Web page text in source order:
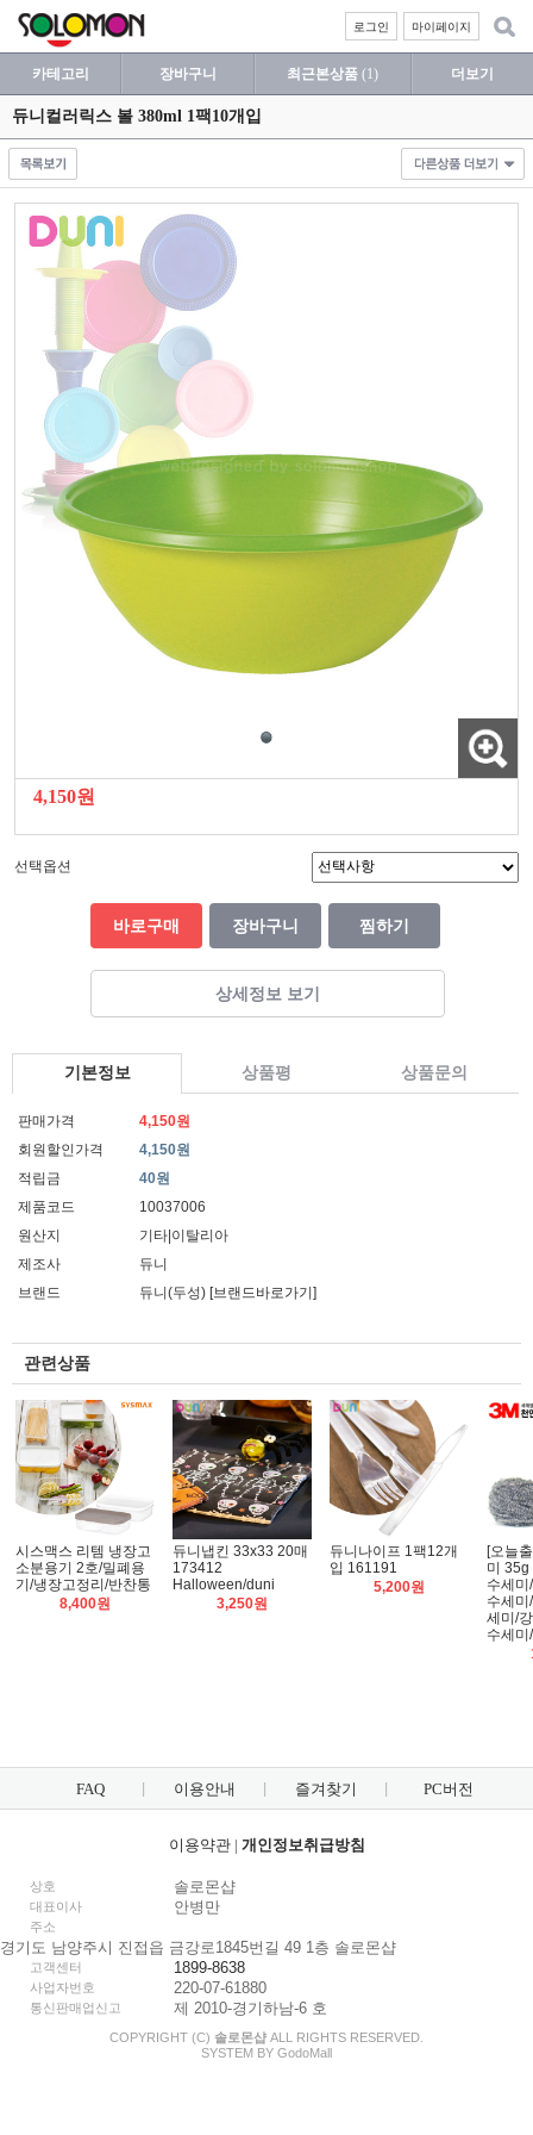
마이페이지
로그인
카테고리 장바구니 최근본상품 (1) 더보기
듀니컬러릭스 볼 380ml 1팩10개입
4,150원
선택옵션
바로구매 장바구니 찜하기
상세정보 보기
기본정보 상품평 상품문의
판매가격
4,150원
회원할인가격
4,150원
적립금
40원
제품코드
10037006
원산지
기타|이탈리아
제조사
듀니
브랜드
듀니(두성) [브랜드바로가기]
관련상품
시스맥스 리템 냉장고
소분용기 2호/밀폐용
기/냉장고정리/반찬통
8,400원
듀니냅킨 33x33 20매
173412
Halloween/duni
3,250원
듀니나이프 1팩12개
입 161191
5,200원
[오늘
미 35g
수세
수세
세미/
수세
FAQ 이용안내 즐겨찾기 PC버전
이용약관| 개인정보취급방침
상호 솔로몬샵
대표이사 안병만
주소
경기도 남양주시 진접읍 금강로1845번길 49 1층 솔로몬샵
고객센터 1899-8638
사업자번호 220-07-61880
통신판매업신고 제 2010-경기하남-6 호
COPYRIGHT (C) 솔로몬샵 ALL RIGHTS RESERVED.
SYSTEM BY GodoMall